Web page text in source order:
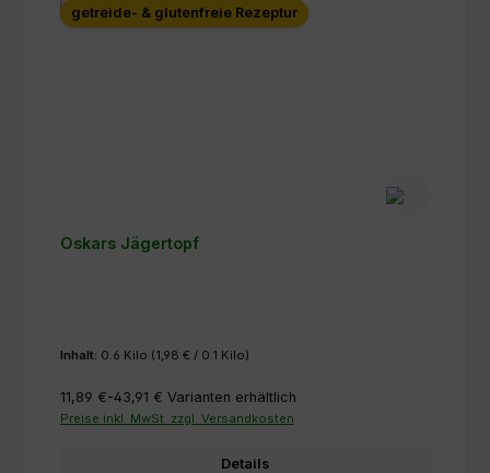
getreide- & glutenfreie Rezeptur
Oskars Jägertopf
Inhalt: 0.6 Kilo (1,98 € / 0.1 Kilo)
11,89 €-43,91 € Varianten erhältlich
Preise inkl. MwSt. zzgl. Versandkosten
Details